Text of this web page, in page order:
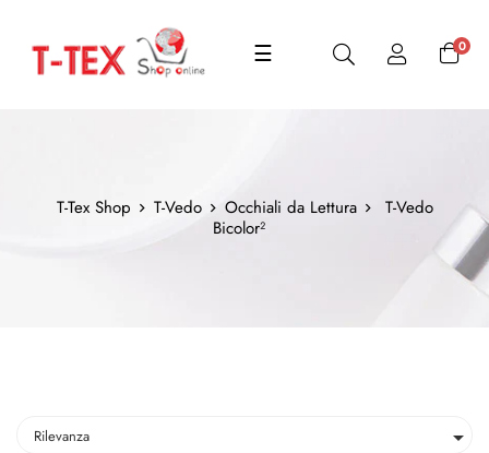
navigazione
☰ 0
T-Tex Shop T-Vedo Occhiali da Lettura
T-Vedo
Bicolor²
Rilevanza 